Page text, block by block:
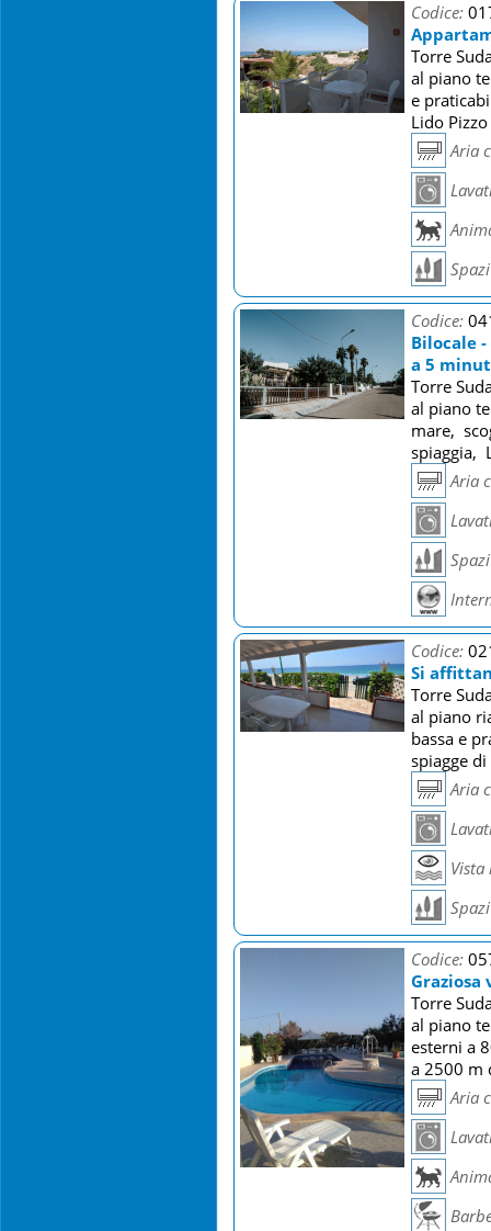
Codice:
Torre
al piano
e
Lido Pizzo
Aria
Codice:
Bilocale
a 5
Torre
al piano
mare,
spiaggia,
Aria
Codice:
Si
Torre
al piano
bassa e
spiagge
Aria
Vista
Codice:
Graziosa
Torre
al piano
esterni a
a 2500 m
Aria